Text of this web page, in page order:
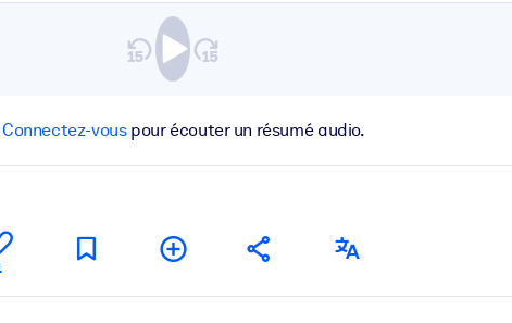
Connectez-vouspour écouter un résumé audio.